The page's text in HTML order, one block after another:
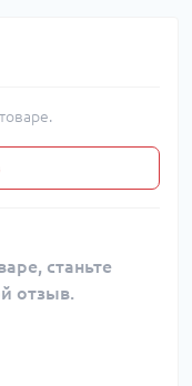
станьте
отзыв.